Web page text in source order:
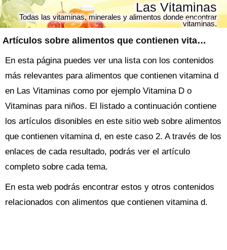
Artículos sobre alimentos que contienen vitamina d
Las Vitaminas
Todas las vitaminas, minerales y alimentos donde encontrar
vitaminas.
En esta página puedes ver una lista con los contenidos
más relevantes para alimentos que contienen vitamina d
en Las Vitaminas como por ejemplo Vitamina D o
Vitaminas para niños. El listado a continuación contiene
los artículos disonibles en este sitio web sobre alimentos
que contienen vitamina d, en este caso 2. A través de los
enlaces de cada resultado, podrás ver el artículo
completo sobre cada tema.
En esta web podrás encontrar estos y otros contenidos
relacionados con alimentos que contienen vitamina d.